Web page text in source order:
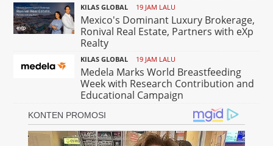
KILAS GLOBAL 19 JAM LALU
Mexico's Dominant Luxury Brokerage,
Ronival Real Estate, Partners with eXp
Realty
KILAS GLOBAL 19 JAM LALU
Medela Marks World Breastfeeding
Week with Research Contribution and
Educational Campaign